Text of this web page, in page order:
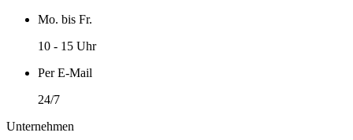
Mo. bis Fr.
10 - 15 Uhr
Per E-Mail
24/7
Unternehmen